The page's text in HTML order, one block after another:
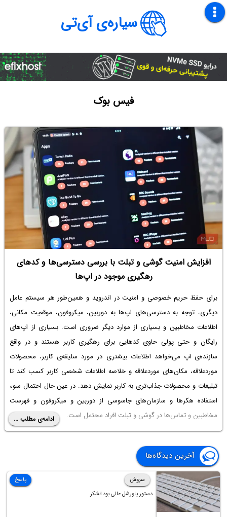
سیاره‌ی آی‌تی
فیس بوک
افزایش امنیت گوشی و تبلت با بررسی دسترسی‌ها و کدهای
رهگیری موجود در اپ‌ها
برای حفظ حریم خصوصی و امنیت در اندروید و همین‌طور هر سیستم عامل
دیگری، توجه به دسترسی‌های اپ‌ها به دوربین، میکروفون، موقعیت مکانی،
اطلاعات مخاطبین و بسیاری از موارد دیگر ضروری است. بسیاری از اپ‌های
رایگان و حتی پولی حاوی کدهایی برای رهگیری کاربر هستند و در واقع
سازنده‌ی اپ می‌خواهد اطلاعات بیشتری در مورد سلیقه‌ی کاربر، محصولات
موردعلاقه، مکان‌های موردعلاقه و خلاصه اطلاعات شخصی کاربر کسب کند تا
تبلیغات و محصولات جذاب‌تری به کاربر نمایش دهد. در عین حال احتمال سوء
استفاده هکرها و سازمان‌های جاسوسی از دوربین و میکروفون و فهرست
مخاطبین و تماس‌ها در گوشی و تبلت افراد محتمل است.
در ادامه‌ی این مطلب به معرفی یک اپ رایگان و ساده برای چک کردن تعداد
برای اپ‌های مشکل‌ساز و مشکوک معرفی می‌کنیم.
ادامه‌ی مطلب ...
آخرین دیدگاه‌ها
سروش
دستور پاورشل عالی بود تشکر
پاسخ